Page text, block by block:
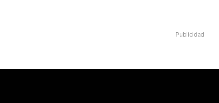
Publicidad